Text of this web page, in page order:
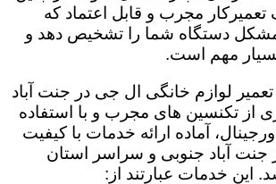
تعمیرکار مجرب و قابل اعتماد که
مشکل دستگاه شما را تشخیص دهد و
بسیار مهم است.
لوازم خانگی ال جی در جنت آباد
از تکنسین های مجرب و با استفاده
آماده ارائه خدمات با کیفیت
جنت آباد جنوبی و سراسر استان
این خدمات عبارتند از: